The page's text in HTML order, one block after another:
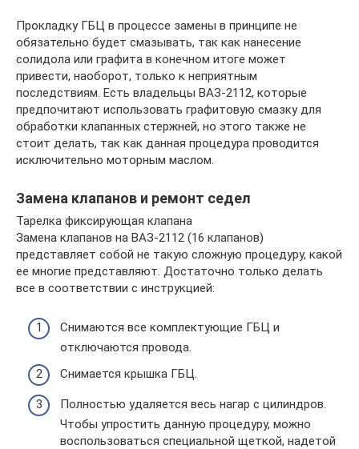
Прокладку ГБЦ в процессе замены в принципе не
обязательно будет смазывать, так как нанесение
солидола или графита в конечном итоге может
привести, наоборот, только к неприятным
последствиям. Есть владельцы ВАЗ-2112, которые
предпочитают использовать графитовую смазку для
обработки клапанных стержней, но этого также не
стоит делать, так как данная процедура проводится
исключительно моторным маслом.
Замена клапанов и ремонт седел
Тарелка фиксирующая клапана
Замена клапанов на ВАЗ-2112 (16 клапанов)
представляет собой не такую сложную процедуру, какой
ее многие представляют. Достаточно только делать
все в соответствии с инструкцией:
Снимаются все комплектующие ГБЦ и
отключаются провода.
Снимается крышка ГБЦ.
Полностью удаляется весь нагар с цилиндров.
Чтобы упростить данную процедуру, можно
воспользоваться специальной щеткой, надетой